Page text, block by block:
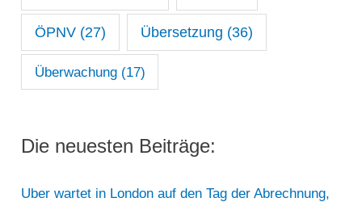
ÖPNV(27) Übersetzung (36)
Überwachung(17)
Die neuesten Beiträge:
Uber wartet in London auf den Tag der Abrechnung,